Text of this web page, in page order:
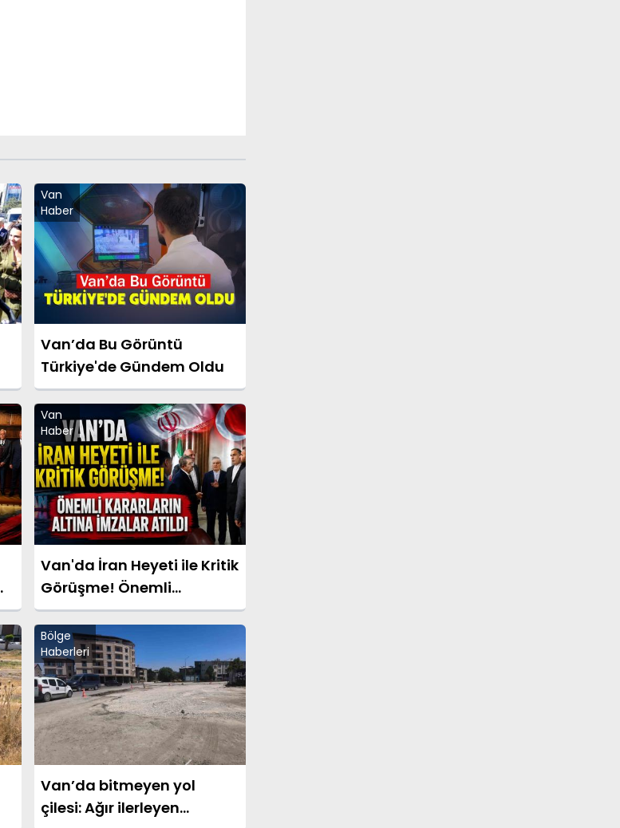
Van
Haber
Van’da Bu Görüntü
Türkiye'de Gündem Oldu
Van
Haber
Van'da İran Heyeti ile Kritik
Görüşme! Önemli
Kararların Altına İmzalar
Atıldı
Bölge
Haberleri
Van’da bitmeyen yol
çilesi: Ağır ilerleyen